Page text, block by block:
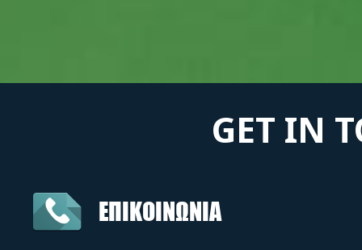
GET IN
ΕΠΙΚΟΙΝΩΝΙΑ